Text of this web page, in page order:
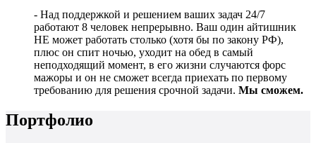
- Над поддержкой и решением ваших задач 24/7
работают 8 человек непрерывно. Ваш один айтишник
НЕ может работать столько (хотя бы по закону РФ),
плюс он спит ночью, уходит на обед в самый
неподходящий момент, в его жизни случаются форс
мажоры и он не сможет всегда приехать по первому
требованию для решения срочной задачи. Мы сможем.
Портфолио